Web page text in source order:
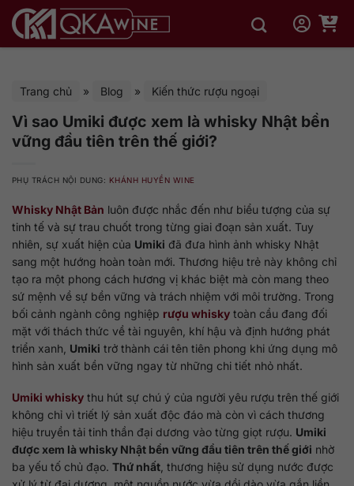
qua
Trang chủ » Blog » Kiến thức rượu ngoại
Vì sao Umiki được xem là whisky Nhật bền
vững đầu tiên trên thế giới?
PHỤ TRÁCH NỘI DUNG: KHÁNH HUYỀN WINE
Whisky Nhật Bản luôn được nhắc đến như biểu tượng của sự
tinh tế và sự trau chuốt trong từng giai đoạn sản xuất. Tuy
nhiên, sự xuất hiện của Umiki đã đưa hình ảnh whisky Nhật
sang một hướng hoàn toàn mới. Thương hiệu trẻ này không chỉ
tạo ra một phong cách hương vị khác biệt mà còn mang theo
sứ mệnh về sự bền vững và trách nhiệm với môi trường. Trong
bối cảnh ngành công nghiệp rượu whisky toàn cầu đang đối
mặt với thách thức về tài nguyên, khí hậu và định hướng phát
triển xanh, Umiki trở thành cái tên tiên phong khi ứng dụng mô
hình sản xuất bền vững ngay từ những chi tiết nhỏ nhất.
Umiki whisky thu hút sự chú ý của người yêu rượu trên thế giới
không chỉ vì triết lý sản xuất độc đáo mà còn vì cách thương
hiệu truyền tải tinh thần đại dương vào từng giọt rượu. Umiki
được xem là whisky Nhật bền vững đầu tiên trên thế giới nhờ
ba yếu tố chủ đạo. Thứ nhất , thương hiệu sử dụng nước được